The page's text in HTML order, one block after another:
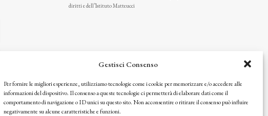
Gestisci Consenso
Per fornire le migliori esperienze, utilizziamo tecnologie come i cookie per memorizzare e/o accedere alle
informazioni del dispositivo. Il consenso a queste tecnologie ci permetterà di elaborare dati come il
comportamento di navigazione o ID unici su questo sito. Non acconsentire o ritirare il consenso può influire
negativamente su alcune caratteristiche e funzioni.
diritti e dell’Istituto Matteucci